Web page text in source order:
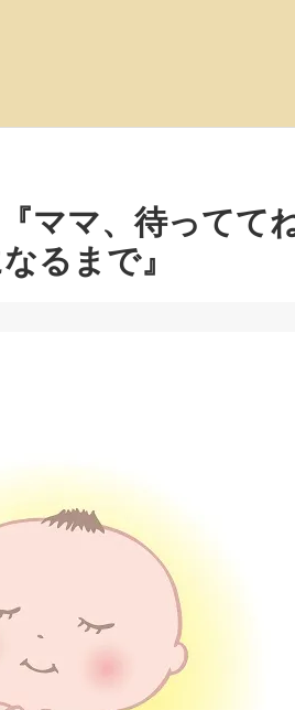
『ママ、待ってて
るまで』